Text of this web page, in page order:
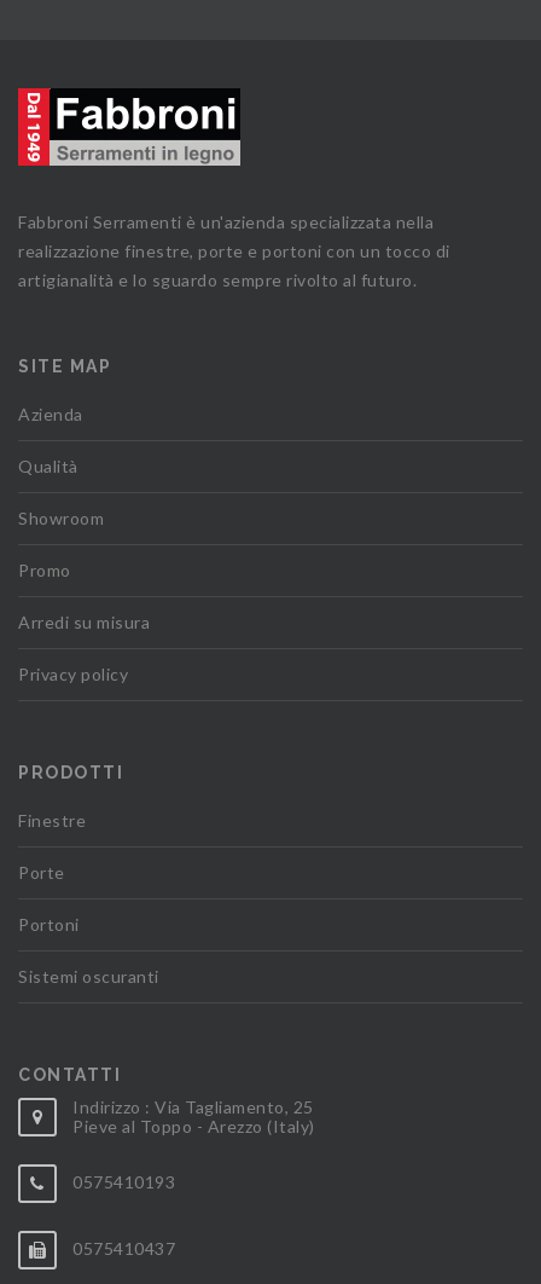
Fabbroni Serramenti è un'azienda specializzata nella
realizzazione finestre, porte e portoni con un tocco di
artigianalità e lo sguardo sempre rivolto al futuro.
SITE MAP
Azienda
Qualità
Showroom
Promo
Arredi su misura
Privacy policy
PRODOTTI
Finestre
Porte
Portoni
Sistemi oscuranti
CONTATTI
Indirizzo : Via Tagliamento, 25
Pieve al Toppo - Arezzo (Italy)
0575410193
0575410437